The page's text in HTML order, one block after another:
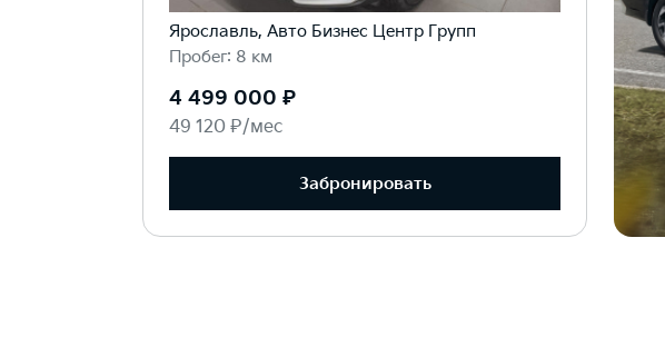
Ярославль, Авто Бизнес Центр Групп
Пробег: 8 км
4 499 000 ₽
49 120 ₽/мес
Забронировать